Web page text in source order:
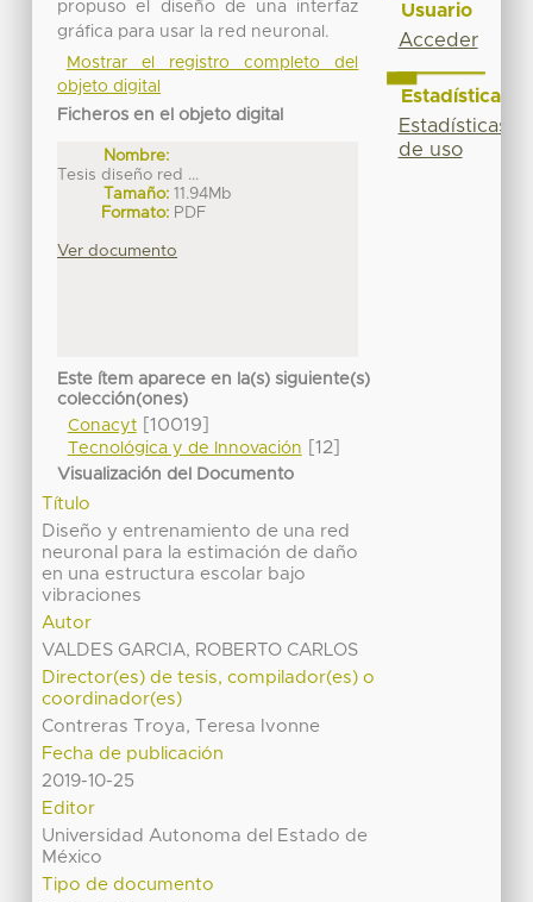
propuso el diseño de una interfaz
gráfica para usar la red neuronal.
Mostrar el registro completo del
objeto digital
Ficheros en el objeto digital
Nombre:
Tesis diseño red ...
Tamaño: 11.94Mb
Formato: PDF
Ver documento
Este ítem aparece en la(s) siguiente(s)
colección(ones)
Conacyt[10019]
Tecnológica y de Innovación [12]
Visualización del Documento
Título
Diseño y entrenamiento de una red
neuronal para la estimación de daño
en una estructura escolar bajo
vibraciones
Autor
VALDES GARCIA, ROBERTO CARLOS
Director(es) de tesis, compilador(es) o
coordinador(es)
Contreras Troya, Teresa Ivonne
Fecha de publicación
2019-10-25
Editor
Universidad Autonoma del Estado de
México
Tipo de documento
Usuario
Acceder
Estadísticas
Estadísticas
de uso